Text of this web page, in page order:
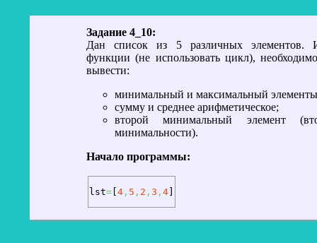
Задание 4_10:
Дан список из 5 различных элементов.
функции (не использовать цикл),
вывести:
минимальный и максимальный
сумму и среднее арифметическое;
второй минимальный элемент
минимальности).
Начало программы:
lst= 4 , 5 , 2 , 3 , 4